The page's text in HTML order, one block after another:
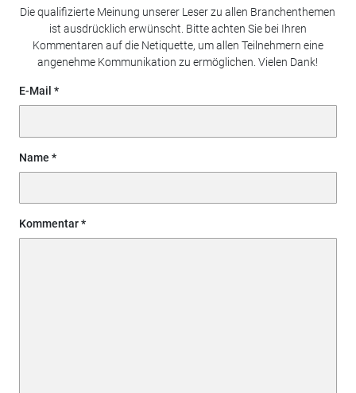
Die qualifizierte Meinung unserer Leser zu allen Branchenthemen
ist ausdrücklich erwünscht. Bitte achten Sie bei Ihren
Kommentaren auf die Netiquette, um allen Teilnehmern eine
angenehme Kommunikation zu ermöglichen. Vielen Dank!
E-Mail
Name
Kommentar